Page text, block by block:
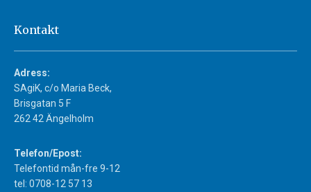
Kontakt
Adress:
SAgiK, c/o Maria Beck,
Brisgatan 5 F
262 42 Ängelholm
Telefon/Epost:
Telefontid mån-fre 9-12
tel: 0708-12 57 13